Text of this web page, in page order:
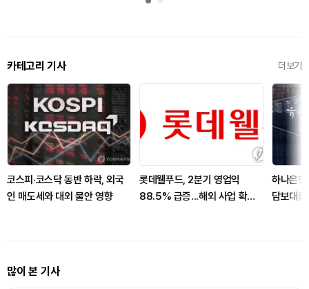
카테고리 기사 더보기
코스피·코스닥 동반 하락, 외국
인 매도세와 대외 불안 영향
롯데웰푸드, 2분기 영업익
88.5% 급증...해외 사업 확대
하나은행
담보대
많이 본 기사